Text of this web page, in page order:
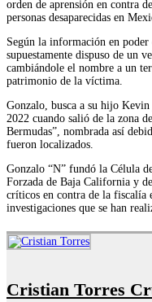
orden de aprensión en contra
personas desaparecidas en
Según la información en
supuestamente dispuso de un
cambiándole el nombre a un
patrimonio de la víctima.
Gonzalo, busca a su hijo
2022 cuando salió de la zona
Bermudas”, nombrada así
fueron localizados.
Gonzalo “N” fundó la Célula
Forzada de Baja California y
críticos en contra de la fiscalía
investigaciones que se han
Cristian Torres